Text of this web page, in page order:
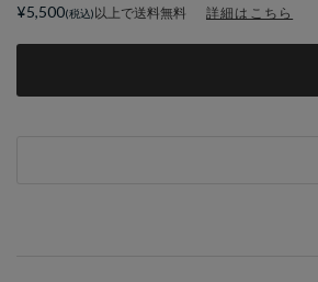
¥5,500 以上で送料無料 詳細はこちら